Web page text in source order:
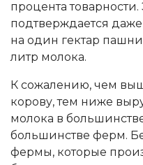
процента товарности.
подтверждается
на один гектар
литр молока.
К сожалению, чем
корову, тем ниже
молока в
большинстве ферм.
фермы, которые